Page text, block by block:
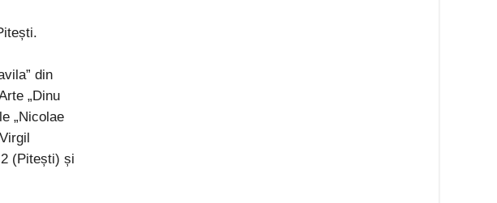
din
„Dinu
„Nicolae
(Pitești) și